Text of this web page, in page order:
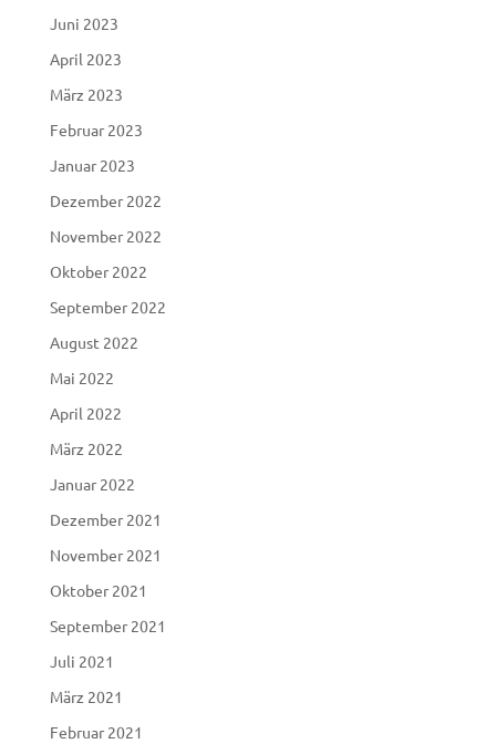
Juni 2023
April 2023
März 2023
Februar 2023
Januar 2023
Dezember 2022
November 2022
Oktober 2022
September 2022
August 2022
Mai 2022
April 2022
März 2022
Januar 2022
Dezember 2021
November 2021
Oktober 2021
September 2021
Juli 2021
März 2021
Februar 2021